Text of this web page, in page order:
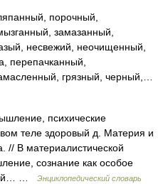
порочный,
замазанный,
несвежий, неочищенный,
перепачканный,
грязный, черный,…
психические
теле здоровый д. Материя и
// В материалистической
сознание как особое
…
Энциклопедический словарь